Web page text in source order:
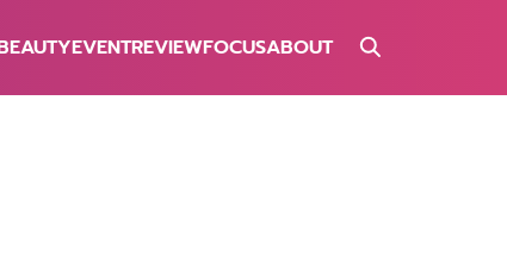
EVENTREVIEWFOCUSABOUT